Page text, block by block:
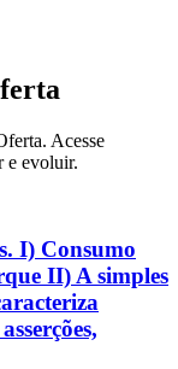
. Acesse
e evoluir.
I) Consumo
II) A simples